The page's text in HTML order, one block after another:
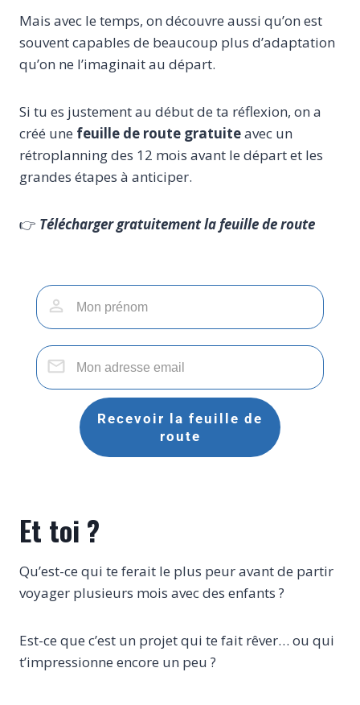
Mais avec le temps, on découvre aussi qu’on est
souvent capables de beaucoup plus d’adaptation
qu’on ne l’imaginait au départ.
Si tu es justement au début de ta réflexion, on a
créé une feuille de route gratuiteavec un
rétroplanning des 12 mois avant le départ et les
grandes étapes à anticiper.
👉 Télécharger gratuitement la feuille de route
Recevoir la feuille de
route
Et toi ?
Qu’est-ce qui te ferait le plus peur avant de partir
voyager plusieurs mois avec des enfants ?
Est-ce que c’est un projet qui te fait rêver… ou qui
t’impressionne encore un peu ?